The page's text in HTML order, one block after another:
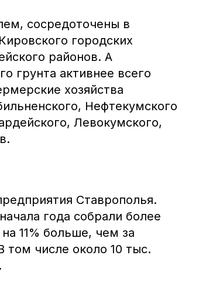
сосредоточены в
городских
районов. А
грунта активнее всего
хозяйства
Нефтекумского
Левокумского,
Ставрополья.
года собрали более
11% больше, чем за
том числе около 10 тыс.